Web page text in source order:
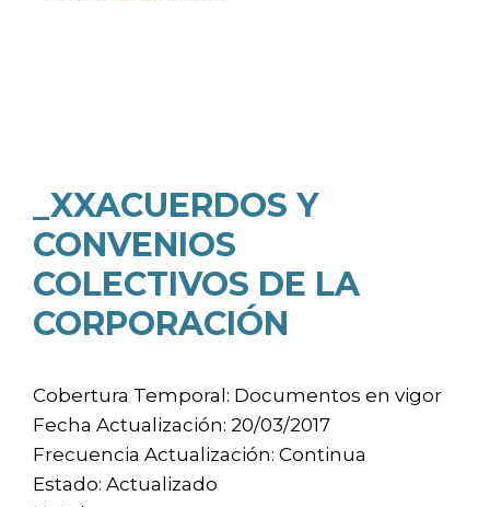
_XXACUERDOS Y
CONVENIOS
COLECTIVOS DE LA
CORPORACIÓN
Cobertura Temporal: Documentos en vigor
Fecha Actualización: 20/03/2017
Frecuencia Actualización: Continua
Estado: Actualizado